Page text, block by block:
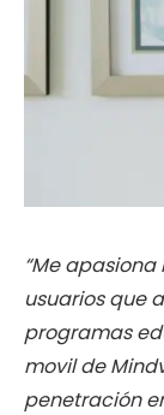
“Me
usuarios que
programas
movil de
penetración